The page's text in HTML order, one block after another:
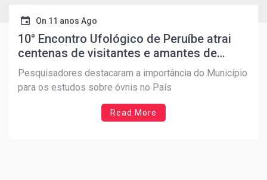
On 11 anos Ago
10° Encontro Ufológico de Peruíbe atrai
centenas de visitantes e amantes de
fenômenos extraterrestres
Pesquisadores destacaram a importância do Município
para os estudos sobre óvnis no País
Read More